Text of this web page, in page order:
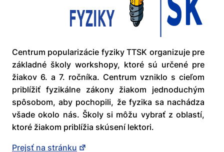
Centrum popularizácie fyziky TTSK organizuje pre
základné školy workshopy, ktoré sú určené pre
žiakov 6. a 7. ročníka. Centrum vzniklo s cieľom
priblížiť fyzikálne zákony žiakom jednoduchým
spôsobom, aby pochopili, že fyzika sa nachádza
všade okolo nás. Školy si môžu vybrať z oblastí,
ktoré žiakom priblížia skúsení lektori.
Prejsť na stránku